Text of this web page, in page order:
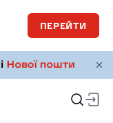
ПЕРЕЙТИ